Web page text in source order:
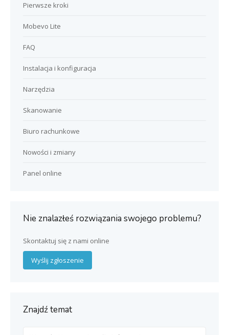
Pierwsze kroki
Mobevo Lite
FAQ
Instalacja i konfiguracja
Narzędzia
Skanowanie
Biuro rachunkowe
Nowości i zmiany
Panel online
Nie znalazłeś rozwiązania swojego problemu?
Skontaktuj się z nami online
Wyślij zgłoszenie
Znajdź temat